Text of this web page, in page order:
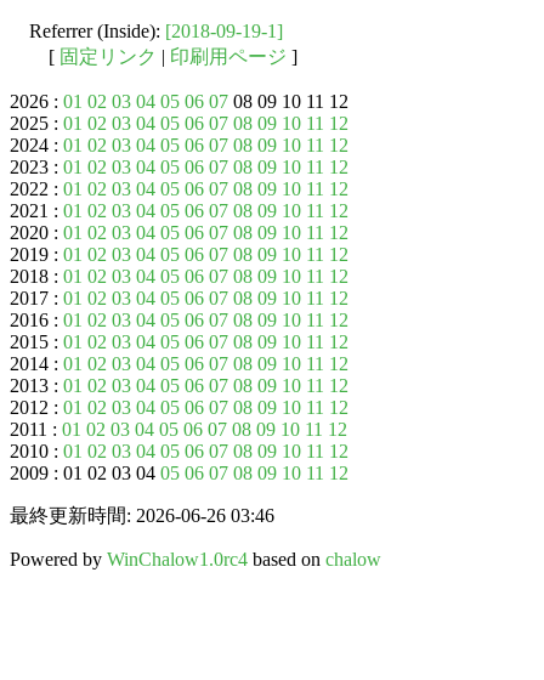
Referrer (Inside): [2018-09-19-1]
[ 固定リンク | 印刷用ページ ]
2026 : 01 02 03 04 05 06 07 08 09 10 11 12
2025 : 01 02 03 04 05 06 07 08 09 10 11 12
2024 : 01 02 03 04 05 06 07 08 09 10 11 12
2023 : 01 02 03 04 05 06 07 08 09 10 11 12
2022 : 01 02 03 04 05 06 07 08 09 10 11 12
2021 : 01 02 03 04 05 06 07 08 09 10 11 12
2020 : 01 02 03 04 05 06 07 08 09 10 11 12
2019 : 01 02 03 04 05 06 07 08 09 10 11 12
2018 : 01 02 03 04 05 06 07 08 09 10 11 12
2017 : 01 02 03 04 05 06 07 08 09 10 11 12
2016 : 01 02 03 04 05 06 07 08 09 10 11 12
2015 : 01 02 03 04 05 06 07 08 09 10 11 12
2014 : 01 02 03 04 05 06 07 08 09 10 11 12
2013 : 01 02 03 04 05 06 07 08 09 10 11 12
2012 : 01 02 03 04 05 06 07 08 09 10 11 12
2011 : 01 02 03 04 05 06 07 08 09 10 11 12
2010 : 01 02 03 04 05 06 07 08 09 10 11 12
2009 : 01 02 03 04 05 06 07 08 09 10 11 12
最終更新時間: 2026-06-26 03:46
Powered by WinChalow1.0rc4 based on chalow